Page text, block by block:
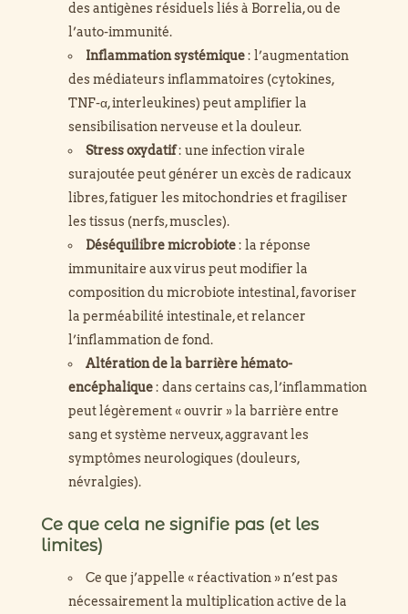
des antigènes résiduels liés à Borrelia, ou de
l’auto-immunité.
Inflammation systémique: l’augmentation
des médiateurs inflammatoires (cytokines,
TNF-α, interleukines) peut amplifier la
sensibilisation nerveuse et la douleur.
Stress oxydatif: une infection virale
surajoutée peut générer un excès de radicaux
libres, fatiguer les mitochondries et fragiliser
les tissus (nerfs, muscles).
Déséquilibre microbiote: la réponse
immunitaire aux virus peut modifier la
composition du microbiote intestinal, favoriser
la perméabilité intestinale, et relancer
l’inflammation de fond.
Altération de la barrière hémato-
encéphalique: dans certains cas, l’inflammation
peut légèrement « ouvrir » la barrière entre
sang et système nerveux, aggravant les
symptômes neurologiques (douleurs,
névralgies).
Ce que cela ne signifie pas (et les
limites)
Ce que j’appelle « réactivation » n’est pas
nécessairement la multiplication active de la